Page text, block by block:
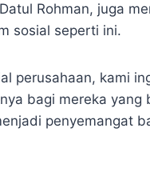
Rohman, juga
sosial seperti ini.
perusahaan, kami
bagi mereka yang
penyemangat